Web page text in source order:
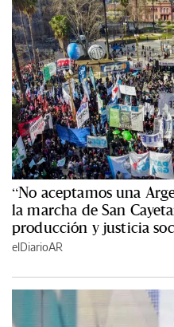
“No aceptamos una
la marcha de San
producción y justicia
elDiarioAR